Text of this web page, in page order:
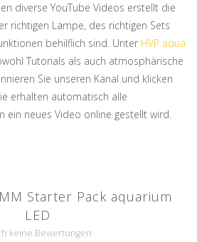
diverse YouTube Videos erstellt die
richtigen Lampe, des richtigen Sets
behilflich sind. Unter HVP aqua
Tutorials als auch atmosphärische
Sie unseren Kanal und klicken
erhalten automatisch alle
ein neues Video online gestellt wird.
Starter Pack aquarium
LED
keine Bewertungen